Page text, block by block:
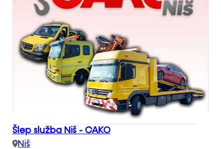
Šlep služba Niš - CAKO
Niš